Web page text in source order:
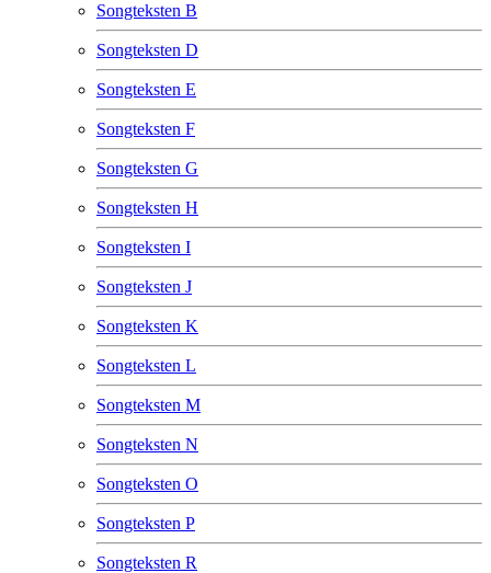
Songteksten B
Songteksten D
Songteksten E
Songteksten F
Songteksten G
Songteksten H
Songteksten I
Songteksten J
Songteksten K
Songteksten L
Songteksten M
Songteksten N
Songteksten O
Songteksten P
Songteksten R